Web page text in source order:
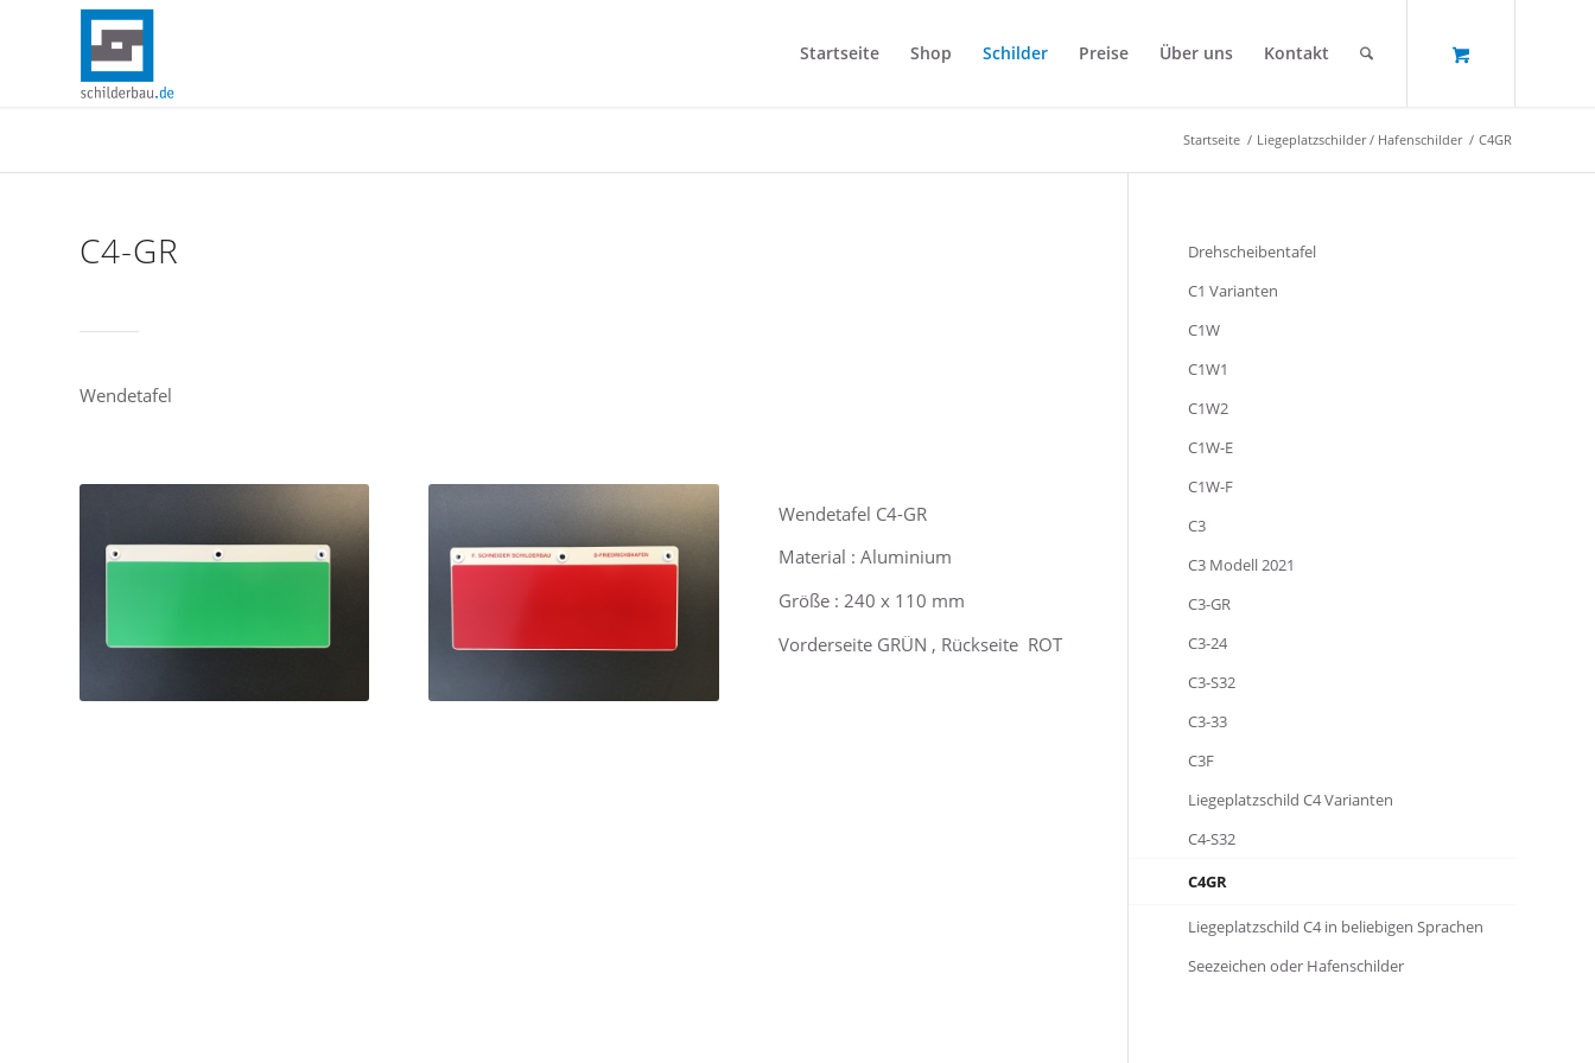
Startseite Shop Schilder Preise Über uns Kontakt
Startseite / Liegeplatzschilder / Hafenschilder / C4GR
C4-GR
Wendetafel
Wendetafel C4-GR
Material : Aluminium
Größe : 240 x 110 mm
Vorderseite GRÜN , Rückseite ROT
Drehscheibentafel
C1 Varianten
C1W
C1W1
C1W2
C1W-E
C1W-F
C3
C3 Modell 2021
C3-GR
C3-24
C3-S32
C3-33
C3F
Liegeplatzschild C4 Varianten
C4-S32
C4GR
Liegeplatzschild C4 in beliebigen Sprachen
Seezeichen oder Hafenschilder